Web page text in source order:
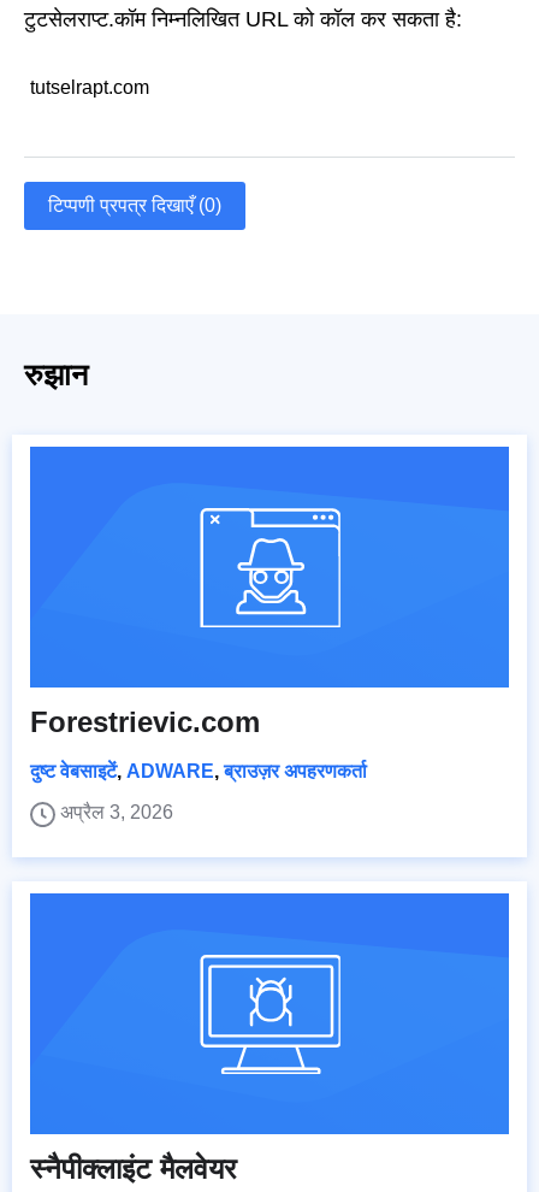
टुटसेलराप्ट.कॉम निम्नलिखित URL को कॉल कर सकता है:
tutselrapt.com
टिप्पणी प्रपत्र दिखाएँ (0)
रुझान
Forestrievic.com
दुष्ट वेबसाइटें, ADWARE,ब्राउज़र अपहरणकर्ता
अप्रैल 3, 2026
स्नैपीक्लाइंट मैलवेयर